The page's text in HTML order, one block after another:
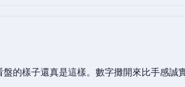
的樣子還真是這樣。數字攤開來比手感誠實